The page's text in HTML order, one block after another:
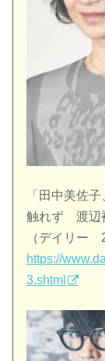
「田中美佐
触れず 渡辺
（デイリー
https://
3.shtml